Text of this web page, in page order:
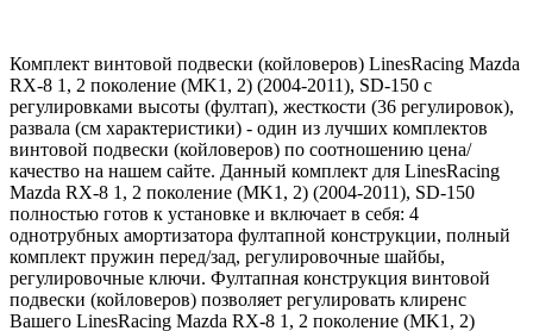
Комплект винтовой подвески (койловеров) LinesRacing Mazda
RX-8 1, 2 поколение (MK1, 2) (2004-2011), SD-150 с
регулировками высоты (фултап), жесткости (36 регулировок),
развала (см характеристики) - один из лучших комплектов
винтовой подвески (койловеров) по соотношению цена/
качество на нашем сайте. Данный комплект для LinesRacing
Mazda RX-8 1, 2 поколение (MK1, 2) (2004-2011), SD-150
полностью готов к установке и включает в себя: 4
однотрубных амортизатора фултапной конструкции, полный
комплект пружин перед/зад, регулировочные шайбы,
регулировочные ключи. Фултапная конструкция винтовой
подвески (койловеров) позволяет регулировать клиренс
Вашего LinesRacing Mazda RX-8 1, 2 поколение (MK1, 2)